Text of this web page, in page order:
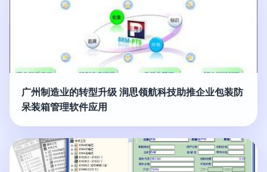
广州制造业的转型升级 润思领航科技助推企业包装防
呆装箱管理软件应用